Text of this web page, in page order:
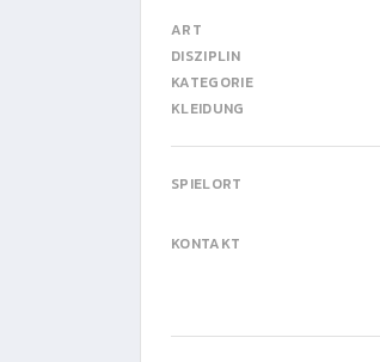
ART
DISZIPLIN
KATEGORIE
KLEIDUNG
SPIELORT
KONTAKT